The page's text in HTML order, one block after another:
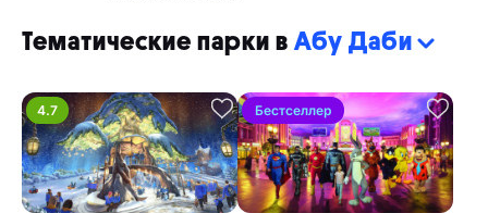
Тематические парки в Абу Даби
4.7 Бестселлер